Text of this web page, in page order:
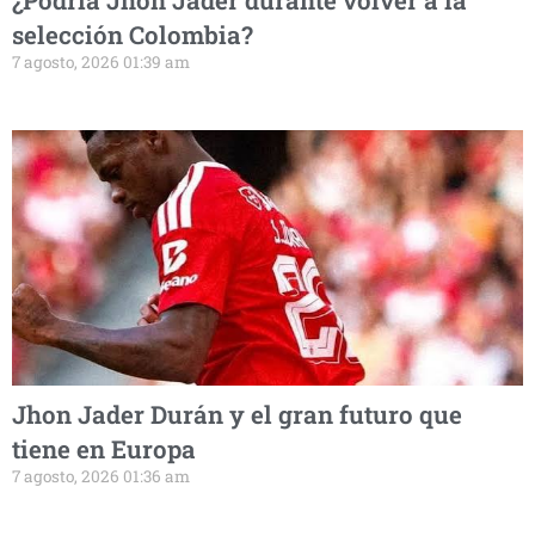
selección Colombia?
7 agosto, 2026 01:39 am
Jhon Jader Durán y el gran futuro que
tiene en Europa
7 agosto, 2026 01:36 am